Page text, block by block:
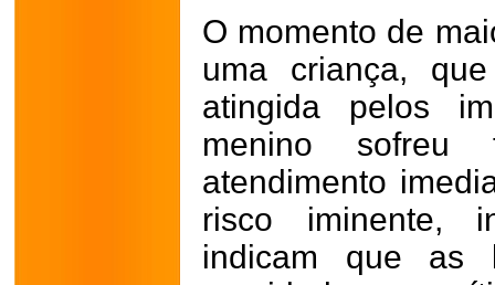
O momento de
uma criança,
atingida pelos
menino sofreu
atendimento
risco iminente,
indicam que as